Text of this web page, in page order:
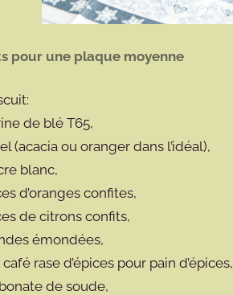
pour une plaque moyenne
de blé T65,
(acacia ou oranger dans l’idéal),
blanc,
d’oranges confites,
de citrons confits,
émondées,
rase d’épices pour pain d’épices,
de soude,